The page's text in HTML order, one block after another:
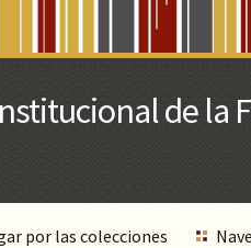
por las colecciones